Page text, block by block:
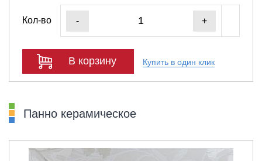
Кол-во - +
В корзину Купить в один клик
Панно керамическое